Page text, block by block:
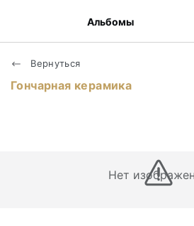
Альбомы
Вернуться
Гончарная керамика
Нет